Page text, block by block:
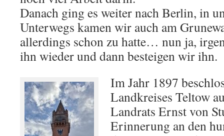
Danach ging es weiter nach Berlin, in
Unterwegs kamen wir auch am
allerdings schon zu hatte… nun ja,
ihn wieder und dann besteigen wir ihn.
Im Jahr 1897
Landkreises Teltow
Landrats Ernst von
Erinnerung an den